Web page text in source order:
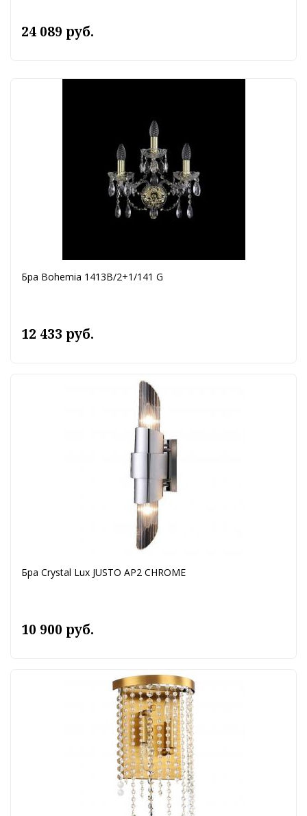
24 089 руб.
Бра Bohemia 1413B/2+1/141 G
12 433 руб.
Бра Crystal Lux JUSTO AP2 CHROME
10 900 руб.